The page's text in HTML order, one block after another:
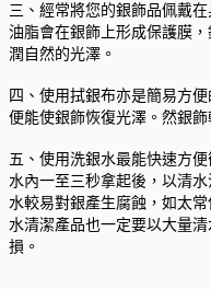
三、經常將您的銀飾品佩戴
油脂會在銀飾上形成保護膜
潤自然的光澤。
四、使用拭銀布亦是簡易方
便能使銀飾恢復光澤。然銀
五、使用洗銀水最能快速方
水內一至三秒拿起後，以清
水較易對銀產生腐蝕，如太
水清潔產品也一定要以大量
損。